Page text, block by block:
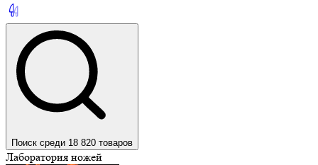
Поиск среди 18 820 товаров
Лаборатория ножей